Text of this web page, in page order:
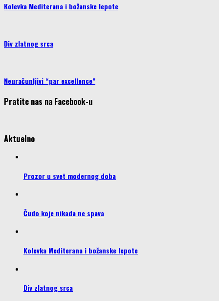
Kolevka Mediterana i božanske lepote
Div zlatnog srca
Neuračunljivi “par excellence”
Pratite nas na Facebook-u
Aktuelno
Prozor u svet modernog doba
Čudo koje nikada ne spava
Kolevka Mediterana i božanske lepote
Div zlatnog srca